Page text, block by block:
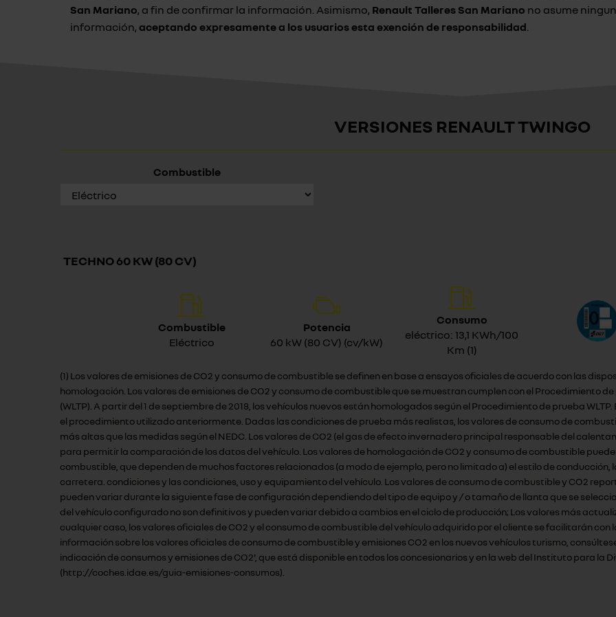
San Mariano, a fin de confirmar la información. Asimismo, Renault Talleres San Mariano no asume
información, aceptando expresamente a los usuarios esta exención de responsabilidad.
VERSIONES RENAULT TWINGO
Combustible
TECHNO 60 KW (80 CV)
Combustible
Eléctrico
Potencia
60 kW (80 CV) (cv/kW)
Consumo
eléctrico: 13,1 KWh/100
Km (1)
(1) Los valores de emisiones de CO2 y consumo de combustible se definen en base a ensayos oficiales de acuerdo con las
homologación. Los valores de emisiones de CO2 y consumo de combustible que se muestran cumplen con el Procedimiento
(WLTP). A partir del 1 de septiembre de 2018, los vehículos nuevos están homologados según el Procedimiento de prueba
el procedimiento utilizado anteriormente. Dadas las condiciones de prueba más realistas, los valores de consumo de
más altas que las medidas según el NEDC. Los valores de CO2 (el gas de efecto invernadero principal responsable del
para permitir la comparación de los datos del vehículo. Los valores de homologación de CO2 y consumo de combustible
combustible, que dependen de muchos factores relacionados (a modo de ejemplo, pero no limitado a) el estilo de
carretera. condiciones y las condiciones, uso y equipamiento del vehículo. Los valores de consumo de combustible y CO2
pueden variar durante la siguiente fase de configuración dependiendo del tipo de equipo y / o tamaño de llanta que se
del vehículo configurado no son definitivos y pueden variar debido a cambios en el ciclo de producción; Los valores más
cualquier caso, los valores oficiales de CO2 y el consumo de combustible del vehículo adquirido por el cliente se facilitarán
información sobre los valores oficiales de consumo de combustible y emisiones CO2 en los nuevos vehículos turismo,
indicación de consumos y emisiones de CO2', que está disponible en todos los concesionarios y en la web del Instituto para la
(http://coches.idae.es/guia-emisiones-consumos).